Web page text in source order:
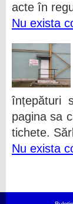
acte în
Nu exista
înțepături
pagina sa
tichete.
Nu exista